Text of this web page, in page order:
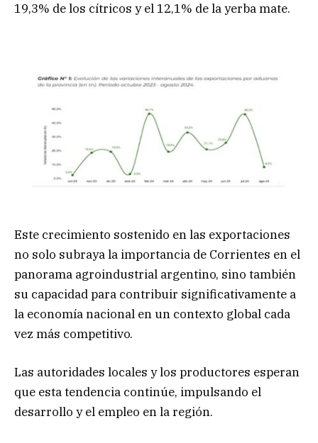
19,3% de los cítricos y el 12,1% de la yerba mate.
Este crecimiento sostenido en las exportaciones
no solo subraya la importancia de Corrientes en el
panorama agroindustrial argentino, sino también
su capacidad para contribuir significativamente a
la economía nacional en un contexto global cada
vez más competitivo.
Las autoridades locales y los productores esperan
que esta tendencia continúe, impulsando el
desarrollo y el empleo en la región.